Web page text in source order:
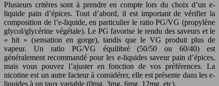
Plusieurs critères sont à prendre en compte lors du choix d’un e-
liquide pain d’épices. Tout d’abord, il est important de vérifier la
composition de l’e-liquide, en particulier le ratio PG/VG (propylène
glycol/glycérine végétale). Le PG favorise le rendu des saveurs et le
« hit » (sensation en gorge), tandis que le VG produit plus de
vapeur. Un ratio PG/VG équilibré (50/50 ou 60/40) est
généralement recommandé pour les e-liquides saveur pain d’épices,
mais vous pouvez l’ajuster en fonction de vos préférences. La
nicotine est un autre facteur à considérer, elle est présente dans les e-
liquides à un taux variable (0mg, 3mg, 6mg, 12mg, etc).